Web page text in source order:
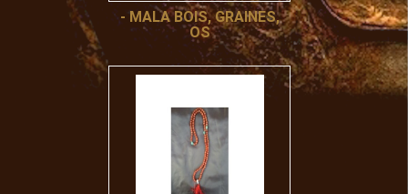
- MALA BOIS, GRAINES,
OS